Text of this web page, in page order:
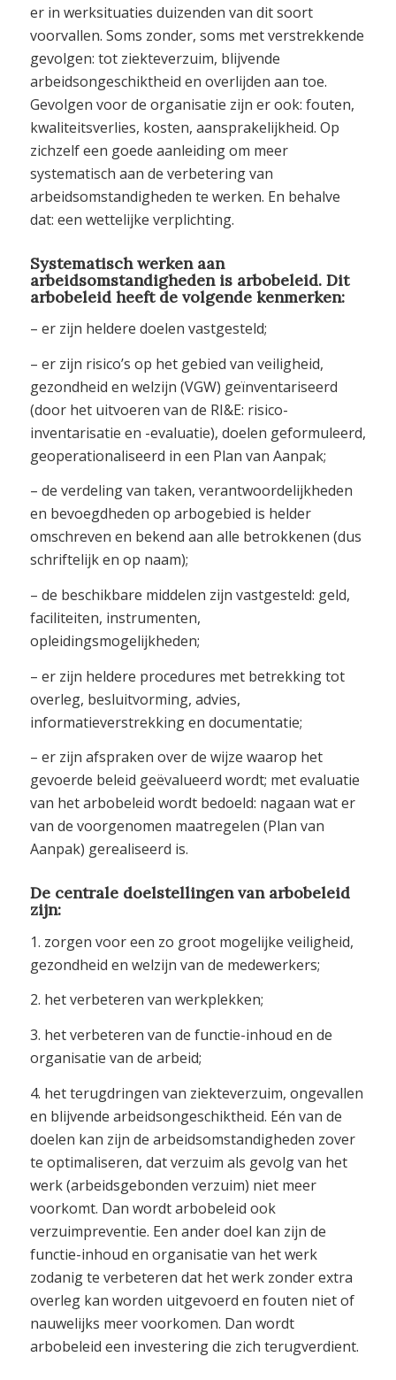
er in werksituaties duizenden van dit soort
voorvallen. Soms zonder, soms met verstrekkende
gevolgen: tot ziekteverzuim, blijvende
arbeidsongeschiktheid en overlijden aan toe.
Gevolgen voor de organisatie zijn er ook: fouten,
kwaliteitsverlies, kosten, aansprakelijkheid. Op
zichzelf een goede aanleiding om meer
systematisch aan de verbetering van
arbeidsomstandigheden te werken. En behalve
dat: een wettelijke verplichting.
Systematisch werken aan
arbeidsomstandigheden is arbobeleid. Dit
arbobeleid heeft de volgende kenmerken:
– er zijn heldere doelen vastgesteld;
– er zijn risico’s op het gebied van veiligheid,
gezondheid en welzijn (VGW) geïnventariseerd
(door het uitvoeren van de RI&E: risico-
inventarisatie en -evaluatie), doelen geformuleerd,
geoperationaliseerd in een Plan van Aanpak;
– de verdeling van taken, verantwoordelijkheden
en bevoegdheden op arbogebied is helder
omschreven en bekend aan alle betrokkenen (dus
schriftelijk en op naam);
– de beschikbare middelen zijn vastgesteld: geld,
faciliteiten, instrumenten,
opleidingsmogelijkheden;
– er zijn heldere procedures met betrekking tot
overleg, besluitvorming, advies,
informatieverstrekking en documentatie;
– er zijn afspraken over de wijze waarop het
gevoerde beleid geëvalueerd wordt; met evaluatie
van het arbobeleid wordt bedoeld: nagaan wat er
van de voorgenomen maatregelen (Plan van
Aanpak) gerealiseerd is.
De centrale doelstellingen van arbobeleid
zijn:
1. zorgen voor een zo groot mogelijke veiligheid,
gezondheid en welzijn van de medewerkers;
2. het verbeteren van werkplekken;
3. het verbeteren van de functie-inhoud en de
organisatie van de arbeid;
4. het terugdringen van ziekteverzuim, ongevallen
en blijvende arbeidsongeschiktheid. Eén van de
doelen kan zijn de arbeidsomstandigheden zover
te optimaliseren, dat verzuim als gevolg van het
werk (arbeidsgebonden verzuim) niet meer
voorkomt. Dan wordt arbobeleid ook
verzuimpreventie. Een ander doel kan zijn de
functie-inhoud en organisatie van het werk
zodanig te verbeteren dat het werk zonder extra
overleg kan worden uitgevoerd en fouten niet of
nauwelijks meer voorkomen. Dan wordt
arbobeleid een investering die zich terugverdient.